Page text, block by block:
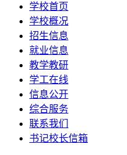
学校首页
学校概况
招生信息
就业信息
教学教研
学工在线
信息公开
综合服务
联系我们
书记校长信箱